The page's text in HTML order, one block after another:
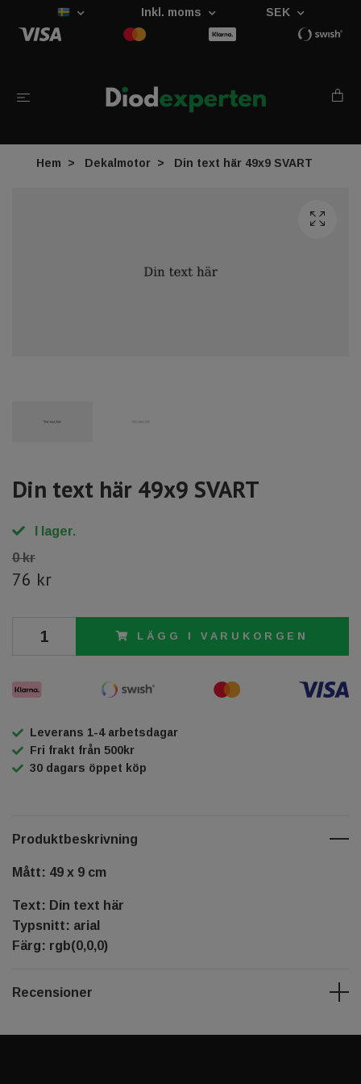
Inkl. moms SEK
Hem Dekalmotor Din text här 49x9 SVART
Din text här 49x9 SVART
I lager.
0 kr
76 kr
LÄGG I VARUKORGEN
Leverans 1-4 arbetsdagar
Fri frakt från 500kr
30 dagars öppet köp
Produktbeskrivning
Mått: 49 x 9 cm
Text: Din text här
Typsnitt: arial
Färg: rgb(0,0,0)
Recensioner